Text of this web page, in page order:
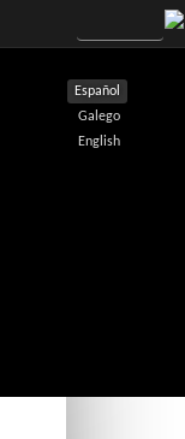
Español
Galego
English